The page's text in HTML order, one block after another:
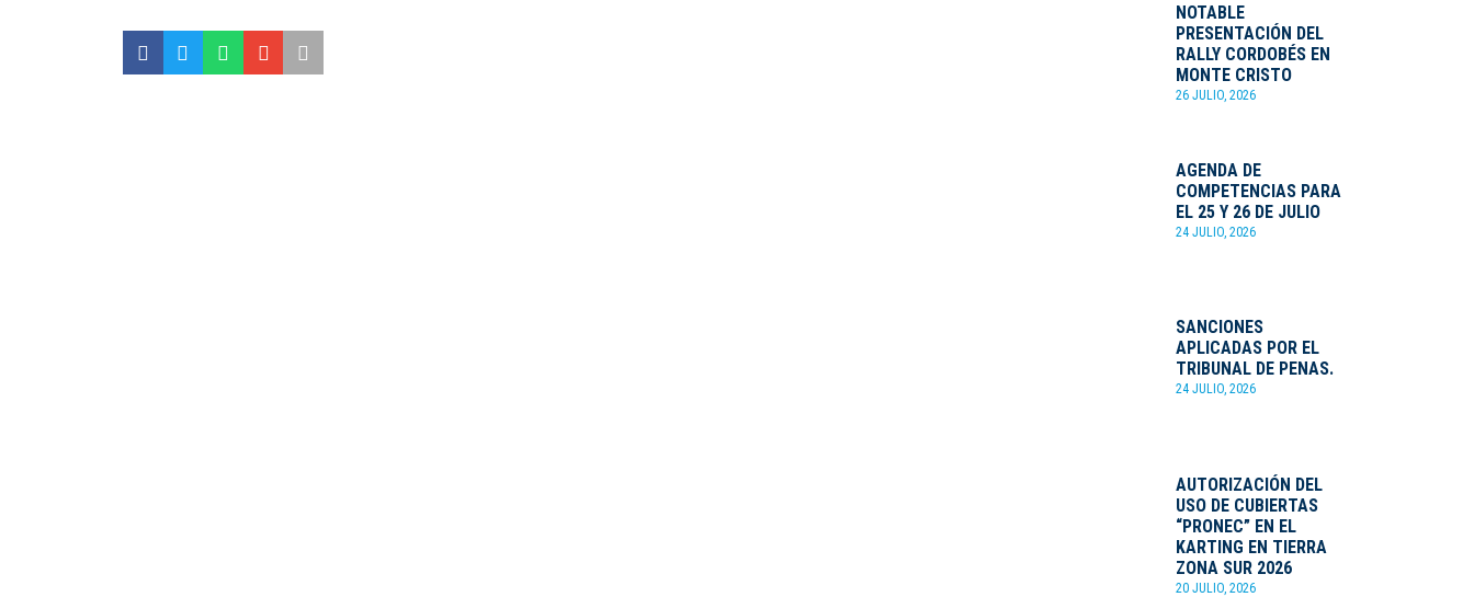
NOTABLE
PRESENTACIÓN DEL
RALLY CORDOBÉS EN
MONTE CRISTO
26 JULIO, 2026
AGENDA DE
COMPETENCIAS PARA
EL 25 Y 26 DE JULIO
24 JULIO, 2026
SANCIONES
APLICADAS POR EL
TRIBUNAL DE PENAS.
24 JULIO, 2026
AUTORIZACIÓN DEL
USO DE CUBIERTAS
“PRONEC” EN EL
KARTING EN TIERRA
ZONA SUR 2026
20 JULIO, 2026